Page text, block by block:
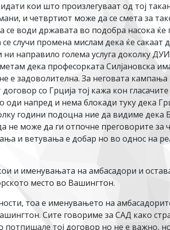
кои што произлегуваат од тој
и четвртиот може да се смета за
води државата во подобра насока ќе
случи промена мислам дека ќе сакаат
направило голема услуга доколку
дека професорката Силјановска
е задоволителна. За неговата кампања
со Грција тој кажа кон
напред и нема блокади туку дека
години подоцна ние да видиме дека
не може да ги отпочне преговорите за
и ветувања е добар но во однос на
и именувањата на амбасадори и
место во Вашингтон.
тоа е именувањето на
Сите говориме за САД како
тој договор но не е важно,